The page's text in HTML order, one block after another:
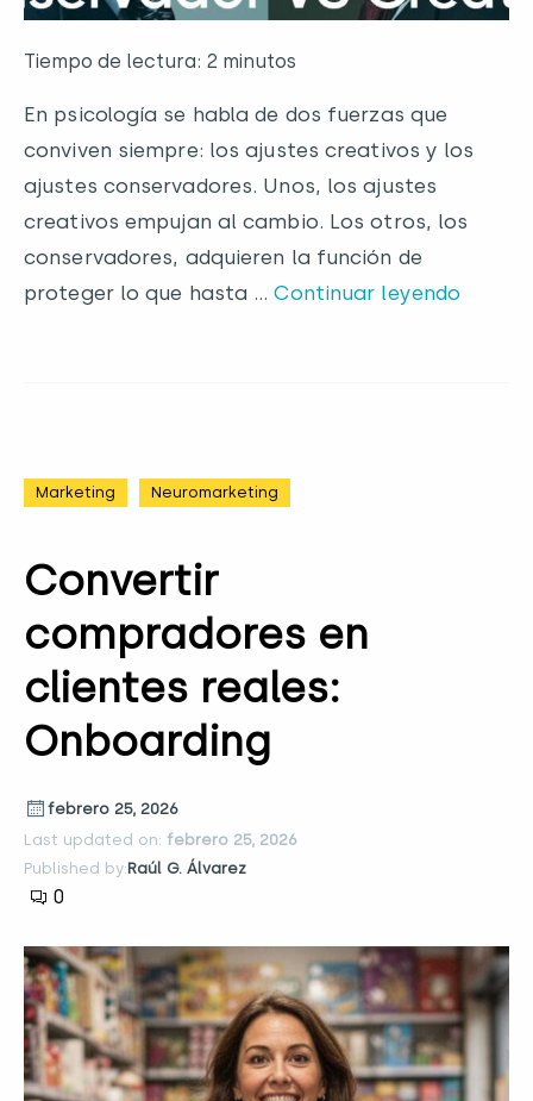
Tiempo de lectura: 2 minutos
En psicología se habla de dos fuerzas que
conviven siempre: los ajustes creativos y los
ajustes conservadores. Unos, los ajustes
creativos empujan al cambio. Los otros, los
conservadores, adquieren la función de
proteger lo que hasta …Continuar leyendo
Marketing Neuromarketing
Convertir
compradores en
clientes reales:
Onboarding
febrero 25, 2026
Last updated on: febrero 25, 2026
Published by:Raúl G. Álvarez
0